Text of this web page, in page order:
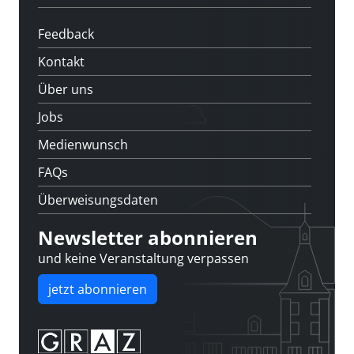
Feedback
Kontakt
Über uns
Jobs
Medienwunsch
FAQs
Überweisungsdaten
Newsletter abonnieren
und keine Veranstaltung verpassen
jetzt abonnieren